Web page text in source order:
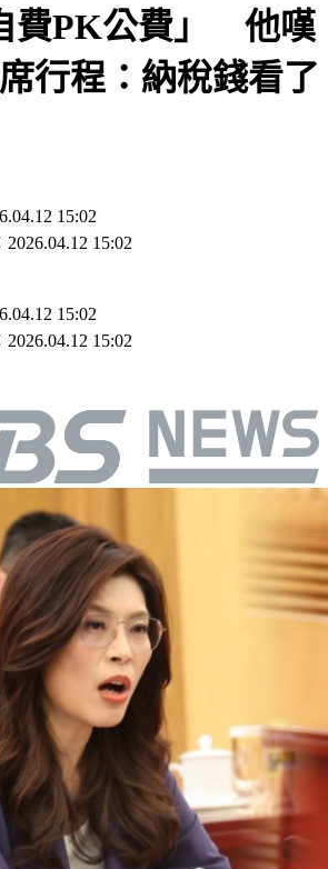
費PK公費」 他嘆
行程：納稅錢看了
15:02
15:02
15:02
2026.04.12 15:02